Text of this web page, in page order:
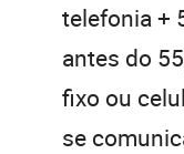
telefonia +
antes do
fixo ou
se